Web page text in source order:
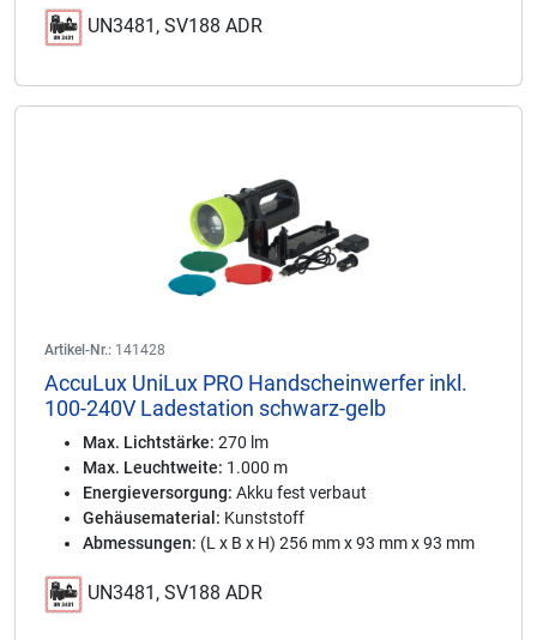
UN3481, SV188 ADR
Artikel-Nr.: 141428
AccuLux UniLux PRO Handscheinwerfer inkl.
100-240V Ladestation schwarz-gelb
Max. Lichtstärke: 270 lm
Max. Leuchtweite: 1.000 m
Energieversorgung: Akku fest verbaut
Gehäusematerial: Kunststoff
Abmessungen: (L x B x H) 256 mm x 93 mm x 93 mm
UN3481, SV188 ADR